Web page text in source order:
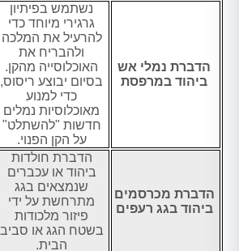
הדברת נמלי אש
ביהוד במרפסת
נשתמש בפיתיון
גרגירי מיוחד כדי
להרעיל את המלכה
ולהבריח את
האוכלוסייה מהקן.
בסיום יבוצע ריסוס,
כדי למנוע
מאוכלוסיות נמלים
חדשות "להשתלט"
על הקן הפנוי.
הדברת מכרסמים
ביהוד בגג רעפים
הדברת חולדות
ביהוד או עכברים
שנמצאים בגג
מתרחשת על ידי
פיזור מלכודות
בשטח הגג או סביב
הבית.